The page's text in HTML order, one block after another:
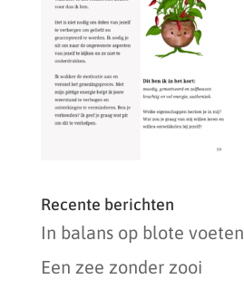
Recente berichten
In balans op blote voeten
Een zee zonder zooi